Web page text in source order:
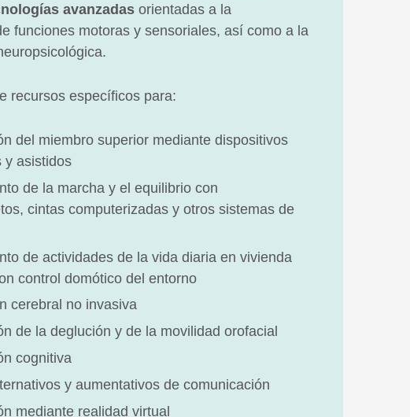
avanzadas orientadas a la
funciones motoras y sensoriales, así como a la
recursos específicos para:
del miembro superior mediante dispositivos
y asistidos
de la marcha y el equilibrio con
cintas computerizadas y otros sistemas de
de actividades de la vida diaria en vivienda
control domótico del entorno
cerebral no invasiva
de la deglución y de la movilidad orofacial
cognitiva
y aumentativos de comunicación
mediante realidad virtual